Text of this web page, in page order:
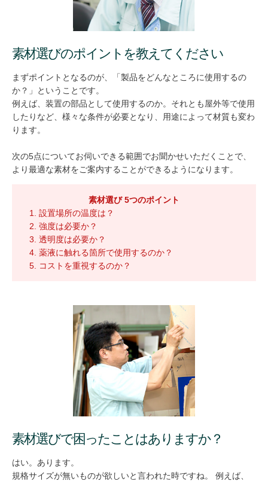
素材選びのポイントを教えてください
まずポイントとなるのが、「製品をどんなところに使用するの
か？」ということです。
例えば、装置の部品として使用するのか。それとも屋外等で使用
したりなど、様々な条件が必要となり、用途によって材質も変わ
ります。
次の5点についてお伺いできる範囲でお聞かせいただくことで、
より最適な素材をご案内することができるようになります。
素材選び 5つのポイント
設置場所の温度は？
強度は必要か？
透明度は必要か？
薬液に触れる箇所で使用するのか？
コストを重視するのか？
素材選びで困ったことはありますか？
はい。あります。
規格サイズが無いものが欲しいと言われた時ですね。 例えば、